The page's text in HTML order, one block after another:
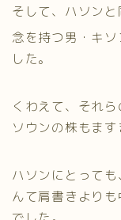
そして、ハソン
念を持つ男・キソ
した。
くわえて、それ
ソウンの株もます
ハソンにとって
んて肩書きより